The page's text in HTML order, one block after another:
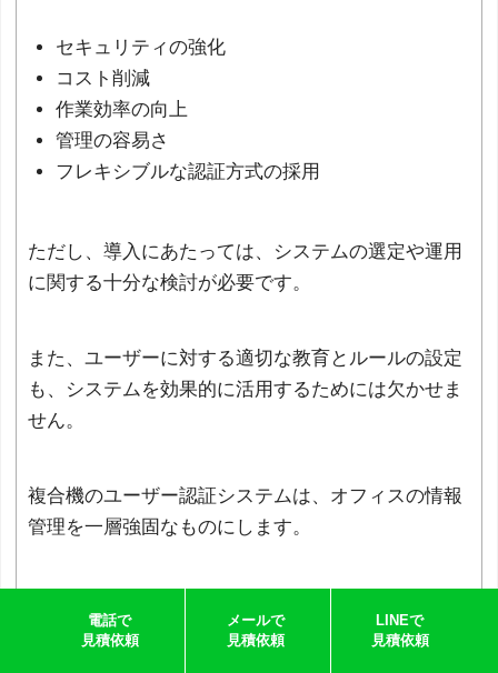
セキュリティの強化
コスト削減
作業効率の向上
管理の容易さ
フレキシブルな認証方式の採用
ただし、導入にあたっては、システムの選定や運用
に関する十分な検討が必要です。
また、ユーザーに対する適切な教育とルールの設定
も、システムを効果的に活用するためには欠かせま
せん。
複合機のユーザー認証システムは、オフィスの情報
管理を一層強固なものにします。
る社会的背景から、下記にそのメリットを詳しく解
電話で
見積依頼
メールで
見積依頼
LINEで
見積依頼